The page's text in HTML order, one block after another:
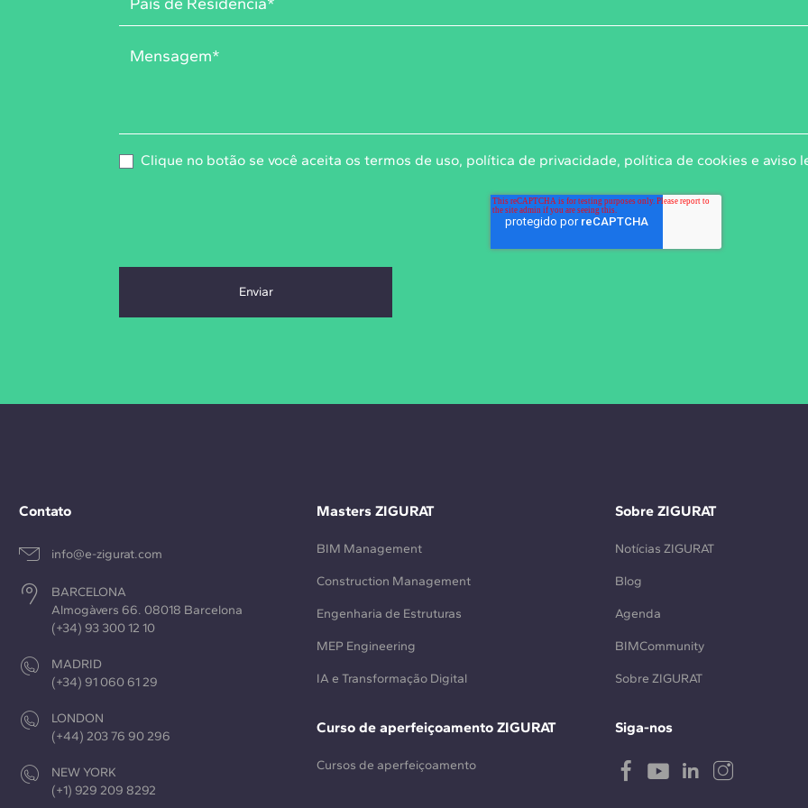
Clique no botão se você aceita os termos de uso, política de privacidade, política de cookies e aviso
Contato
info@e-zigurat.com
BARCELONA
Almogàvers 66. 08018 Barcelona
(+34) 93 300 12 10
MADRID
(+34) 91 060 61 29
LONDON
(+44) 203 76 90 296
NEW YORK
(+1) 929 209 8292
Masters ZIGURAT
BIM Management
Construction Management
Engenharia de Estruturas
MEP Engineering
IA e Transformação Digital
Curso de aperfeiçoamento ZIGURAT
Cursos de aperfeiçoamento
Sobre ZIGURAT
Notícias ZIGURAT
Blog
Agenda
BIMCommunity
Sobre ZIGURAT
Siga-nos